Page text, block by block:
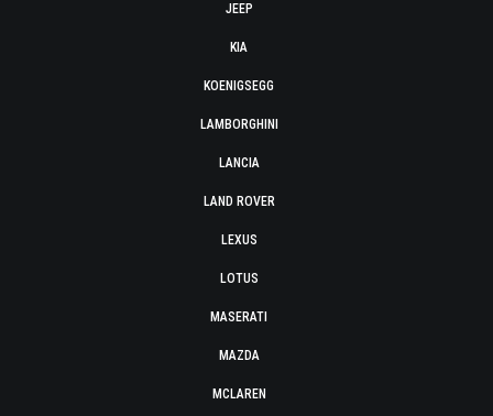
JEEP
KIA
KOENIGSEGG
LAMBORGHINI
LANCIA
LAND ROVER
LEXUS
LOTUS
MASERATI
MAZDA
MCLAREN